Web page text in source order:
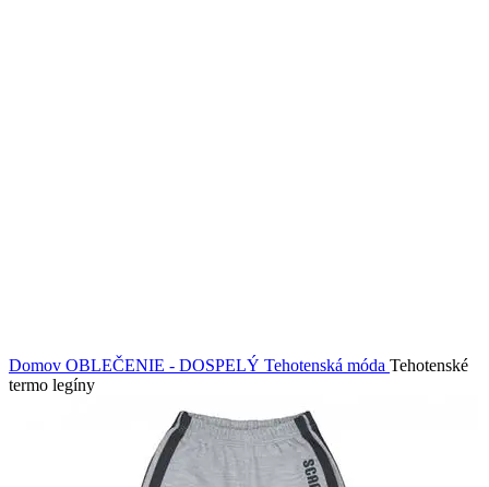
Domov OBLEČENIE - DOSPELÝ Tehotenská móda Tehotenské
termo legíny